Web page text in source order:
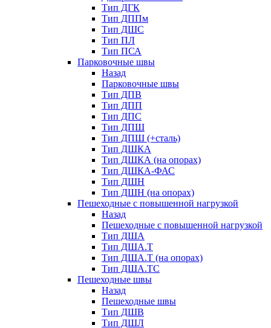
Тип ДГК
Тип ДППм
Тип ДШС
Тип ПЛ
Тип ПСА
Парковочные швы
Назад
Парковочные швы
Тип ДПВ
Тип ДПП
Тип ДПС
Тип ДПШ
Тип ДПШ (+сталь)
Тип ДШКА
Тип ДШКА (на опорах)
Тип ДШКА-ФАС
Тип ДШН
Тип ДШН (на опорах)
Пешеходные с повышенной нагрузкой
Назад
Пешеходные с повышенной нагрузкой
Тип ДША
Тип ДША.Т
Тип ДША.Т (на опорах)
Тип ДША.ТС
Пешеходные швы
Назад
Пешеходные швы
Тип ДШВ
Тип ДШЛ